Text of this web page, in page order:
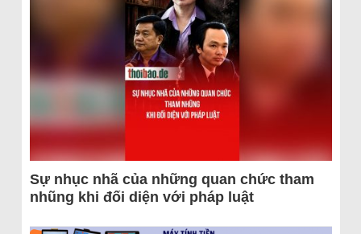
Sự nhục nhã của những quan chức tham
nhũng khi đối diện với pháp luật